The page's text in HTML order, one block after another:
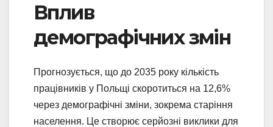
Вплив
демографічних змін
Прогнозується, що до 2035 року кількість
працівників у Польщі скоротиться на 12,6%
через демографічні зміни, зокрема старіння
населення. Це створює серйозні виклики для